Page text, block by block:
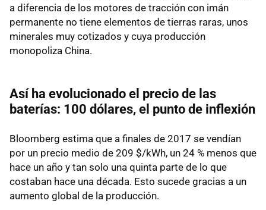
a diferencia de los motores de tracción con imán
permanente no tiene elementos de tierras raras, unos
minerales muy cotizados y cuya producción
monopoliza China.
Así ha evolucionado el precio de las
baterías: 100 dólares, el punto de inflexión
Bloomberg estima que a finales de 2017 se vendían
por un precio medio de 209 $/kWh, un 24 % menos que
hace un año y tan solo una quinta parte de lo que
costaban hace una década. Esto sucede gracias a un
aumento global de la producción.